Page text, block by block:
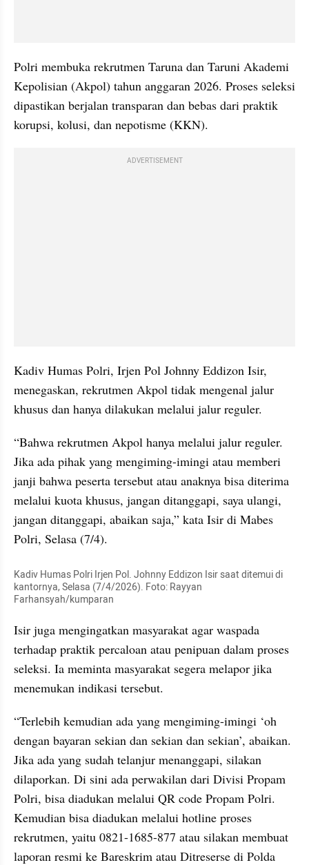
Polri membuka rekrutmen Taruna dan Taruni Akademi
Kepolisian (Akpol) tahun anggaran 2026. Proses seleksi
dipastikan berjalan transparan dan bebas dari praktik
korupsi, kolusi, dan nepotisme (KKN).
ADVERTISEMENT
Kadiv Humas Polri, Irjen Pol Johnny Eddizon Isir,
menegaskan, rekrutmen Akpol tidak mengenal jalur
khusus dan hanya dilakukan melalui jalur reguler.
“Bahwa rekrutmen Akpol hanya melalui jalur reguler.
Jika ada pihak yang mengiming-imingi atau memberi
janji bahwa peserta tersebut atau anaknya bisa diterima
melalui kuota khusus, jangan ditanggapi, saya ulangi,
jangan ditanggapi, abaikan saja,” kata Isir di Mabes
Polri, Selasa (7/4).
Kadiv Humas Polri Irjen Pol. Johnny Eddizon Isir saat ditemui di
kantornya, Selasa (7/4/2026). Foto: Rayyan
Farhansyah/kumparan
Isir juga mengingatkan masyarakat agar waspada
terhadap praktik percaloan atau penipuan dalam proses
seleksi. Ia meminta masyarakat segera melapor jika
menemukan indikasi tersebut.
“Terlebih kemudian ada yang mengiming-imingi ‘oh
dengan bayaran sekian dan sekian dan sekian’, abaikan.
Jika ada yang sudah telanjur menanggapi, silakan
dilaporkan. Di sini ada perwakilan dari Divisi Propam
Polri, bisa diadukan melalui QR code Propam Polri.
Kemudian bisa diadukan melalui hotline proses
rekrutmen, yaitu 0821-1685-877 atau silakan membuat
laporan resmi ke Bareskrim atau Ditreserse di Polda